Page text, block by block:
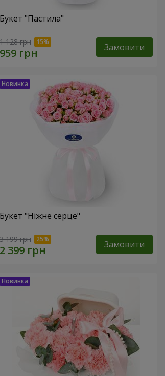
Букет "Пастила"
1 128 грн Замовити
Букет "Ніжне серце"
3 199 грн Замовити